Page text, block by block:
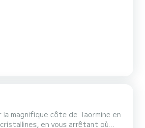
peut donc être piloté même
magnifique côte de Taormine en
en vous arrêtant où